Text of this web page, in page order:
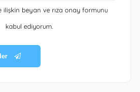
ilişkin beyan ve rıza onay formunu
kabul ediyorum.